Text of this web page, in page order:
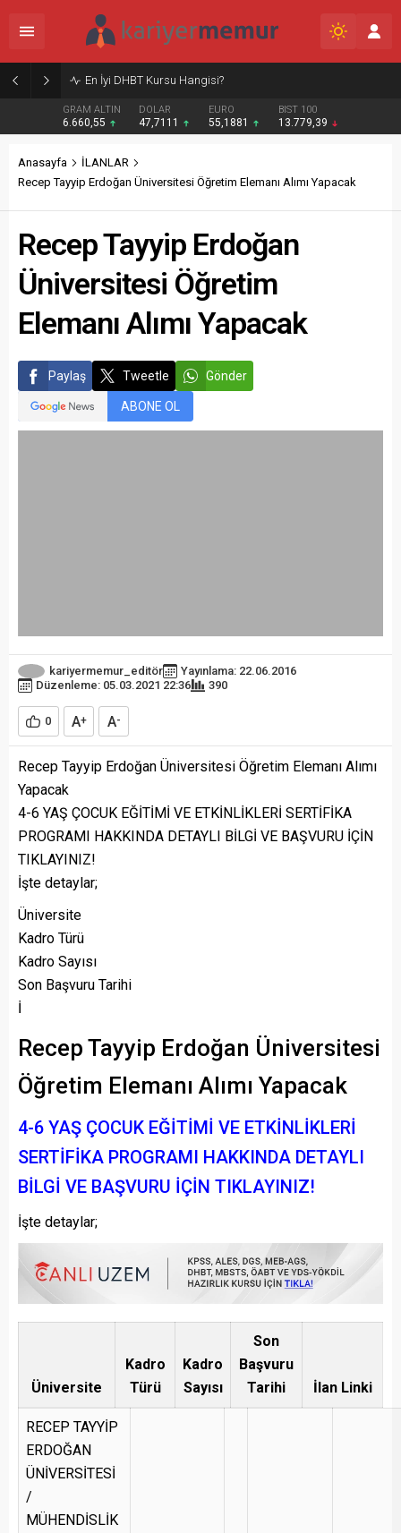
Burcular Pen — Sakarya’da doğru sistem, temiz montaj
GRAM ALTIN
6.660,55
DOLAR
47,7111
EURO
55,1881
BIST 100
13.779,39
Anasayfa
İLANLAR
Recep Tayyip Erdoğan Üniversitesi Öğretim Elemanı Alımı Yapacak
Recep Tayyip Erdoğan
Üniversitesi Öğretim
Elemanı Alımı Yapacak
Paylaş Tweetle Gönder
ABONE OL
kariyermemur_editör
Yayınlama: 22.06.2016
Düzenleme: 05.03.2021 22:36
390
0 A+ A-
Recep Tayyip Erdoğan Üniversitesi Öğretim Elemanı Alımı
Yapacak
4-6 YAŞ ÇOCUK EĞİTİMİ VE ETKİNLİKLERİ SERTİFİKA
PROGRAMI HAKKINDA DETAYLI BİLGİ VE BAŞVURU İÇİN
TIKLAYINIZ!
İşte detaylar;
Üniversite
Kadro Türü
Kadro Sayısı
Son Başvuru Tarihi
İ
Recep Tayyip Erdoğan Üniversitesi
Öğretim Elemanı Alımı Yapacak
4-6 YAŞ ÇOCUK EĞİTİMİ VE ETKİNLİKLERİ
SERTİFİKA PROGRAMI HAKKINDA DETAYLI
BİLGİ VE BAŞVURU İÇİN TIKLAYINIZ!
İşte detaylar;
Üniversite
Kadro
Türü
Kadro
Sayısı
Son
Başvuru
Tarihi
İlan Linki
RECEP TAYYİP
ERDOĞAN
ÜNİVERSİTESİ
/
MÜHENDİSLİK